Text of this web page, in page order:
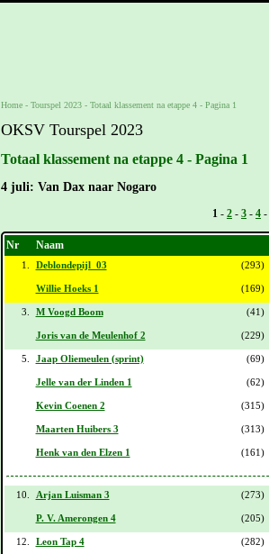
Home- Tourspel 2023- Totaal klassement na etappe 4 - Pagina 1
OKSV Tourspel 2023
Totaal klassement na etappe 4 - Pagina 1
4 juli: Van Dax naar Nogaro
1 - 2 - 3 - 4 -
Nr Naam
1. Deblondepijl_03 (293)
Willie Hoeks 1 (169)
3. M Voogd Boom (41)
Joris van de Meulenhof 2 (229)
5. Jaap Oliemeulen (sprint) (69)
Jelle van der Linden 1 (62)
Kevin Coenen 2 (315)
Maarten Huibers 3 (313)
Henk van den Elzen 1 (161)
10. Arjan Luisman 3 (273)
P. V. Amerongen 4 (205)
12. Leon Tap 4 (282)